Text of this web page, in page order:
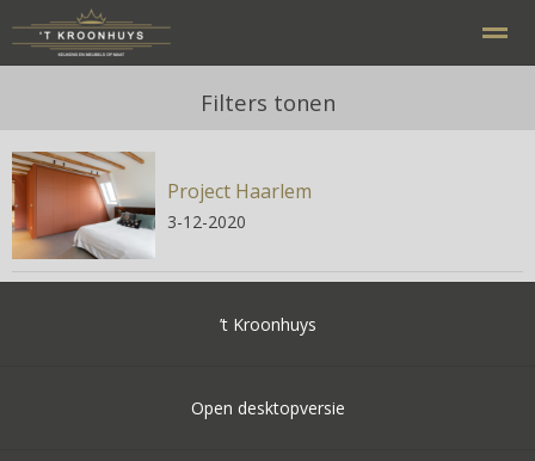
Home Bellen E-mail
Filters tonen
Project Haarlem
3-12-2020
’t Kroonhuys
Open desktopversie